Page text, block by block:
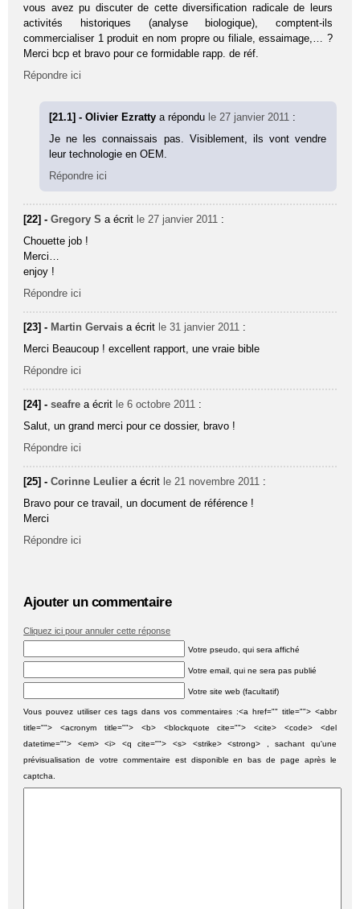
vous avez pu discuter de cette diversification radicale de leurs
activités historiques (analyse biologique), comptent-ils
commercialiser 1 produit en nom propre ou filiale, essaimage,… ?
Merci bcp et bravo pour ce formidable rapp. de réf.
Répondre ici
[21.1] - Olivier Ezrattya répondu le 27 janvier 2011 :
Je ne les connaissais pas. Visiblement, ils vont vendre
leur technologie en OEM.
Répondre ici
[22] -Gregory S a écrit le 27 janvier 2011 :
Chouette job !
Merci…
enjoy !
Répondre ici
[23] - Martin Gervais a écrit le 31 janvier 2011 :
Merci Beaucoup ! excellent rapport, une vraie bible
Répondre ici
[24] -seafre a écrit le 6 octobre 2011 :
Salut, un grand merci pour ce dossier, bravo !
Répondre ici
[25] -Corinne Leulier a écrit le 21 novembre 2011 :
Bravo pour ce travail, un document de référence !
Merci
Répondre ici
Ajouter un commentaire
Cliquez ici pour annuler cette réponse
Votre pseudo, qui sera affiché
Votre email, qui ne sera pas publié
Votre site web (facultatif)
Vous pouvez utiliser ces tags dans vos commentaires :<a href="" title=""> <abbr
title=""> <acronym title=""> <b> <blockquote cite=""> <cite> <code> <del
datetime=""> <em> <i> <q cite=""> <s> <strike> <strong> , sachant qu'une
prévisualisation de votre commentaire est disponible en bas de page après le
captcha.